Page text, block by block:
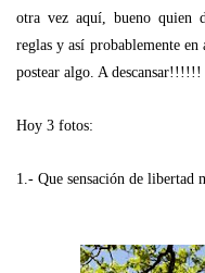
otra vez aquí, bueno quien
reglas y así probablemente en
postear algo. A descansar!!!!!!
Hoy 3 fotos:
1.- Que sensación de libertad